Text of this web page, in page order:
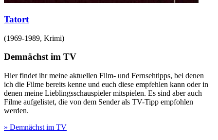
Tatort
(1969-1989, Krimi)
Demnächst im TV
Hier findet ihr meine aktuellen Film- und Fernsehtipps, bei denen
ich die Filme bereits kenne und euch diese empfehlen kann oder in
denen meine Lieblingsschauspieler mitspielen. Es sind aber auch
Filme aufgelistet, die von dem Sender als TV-Tipp empfohlen
werden.
» Demnächst im TV